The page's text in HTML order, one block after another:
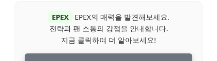
EPEX
EPEX의 매력을 발견해보세요.
전략과 팬 소통의 강점을 안내합니다.
지금 클릭하여 더 알아보세요!